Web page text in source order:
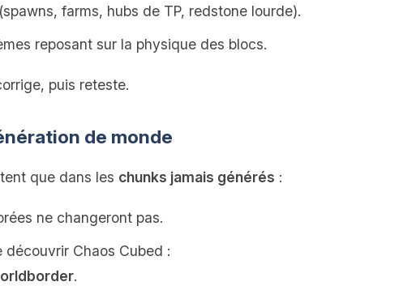
(spawns, farms, hubs de TP, redstone lourde).
reposant sur la physique des blocs.
puis reteste.
de monde
que dans les chunks jamais générés :
ne changeront pas.
découvrir Chaos Cubed :
.